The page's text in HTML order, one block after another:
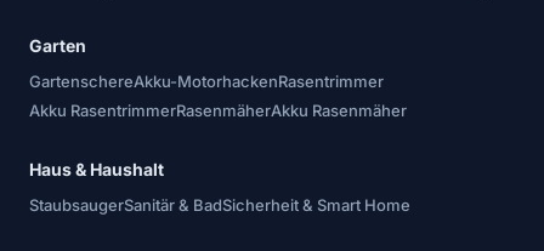
Garten
GartenschereAkku-MotorhackenRasentrimmer
Akku RasentrimmerRasenmäherAkku Rasenmäher
Haus & Haushalt
StaubsaugerSanitär & BadSicherheit & Smart Home